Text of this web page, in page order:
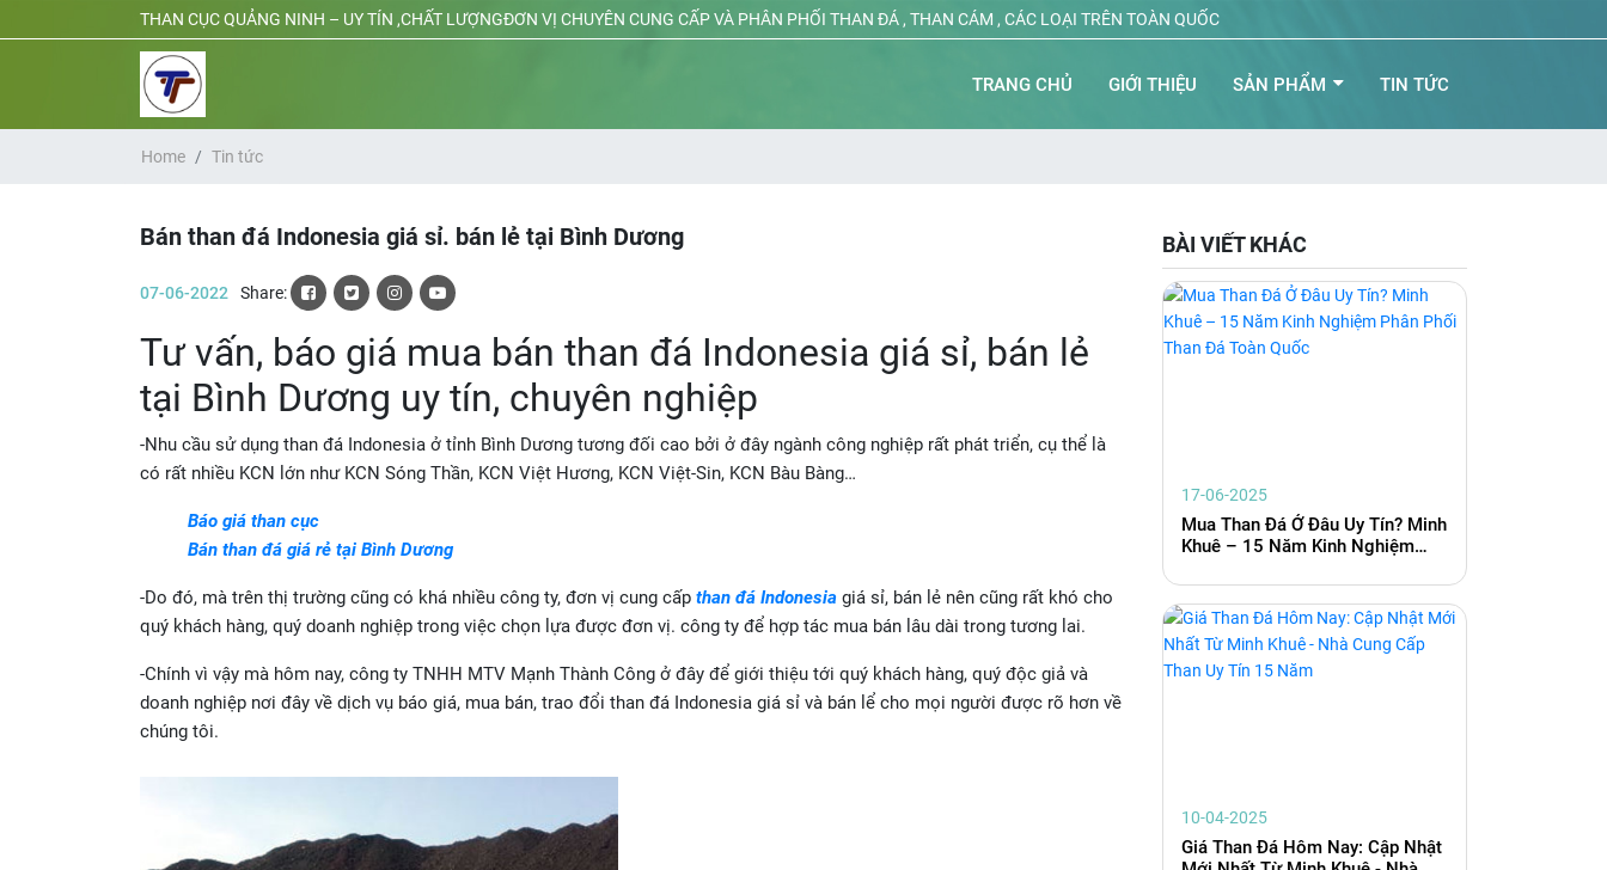
THAN CỤC QUẢNG NINH – UY TÍN ,CHẤT LƯỢNGĐƠN VỊ CHUYÊN CUNG CẤP VÀ PHÂN PHỐI THAN ĐÁ , THAN CÁM , CÁC LOẠI TRÊN TOÀN QUỐC
TRANG CHỦ GIỚI THIỆU SẢN PHẨM TIN TỨC
Home Tin tức
Bán than đá Indonesia giá sỉ. bán lẻ tại Bình Dương
07-06-2022 Share:
Tư vấn, báo giá mua bán than đá Indonesia giá sỉ, bán lẻ
tại Bình Dương uy tín, chuyên nghiệp
-Nhu cầu sử dụng than đá Indonesia ở tỉnh Bình Dương tương đối cao bởi ở đây ngành công nghiệp rất phát triển, cụ thể là
có rất nhiều KCN lớn như KCN Sóng Thần, KCN Việt Hương, KCN Việt-Sin, KCN Bàu Bàng…
Báo giá than cục
Bán than đá giá rẻ tại Bình Dương
-Do đó, mà trên thị trường cũng có khá nhiều công ty, đơn vị cung cấp than đá Indonesia giá sỉ, bán lẻ nên cũng rất khó cho
quý khách hàng, quý doanh nghiệp trong việc chọn lựa được đơn vị. công ty để hợp tác mua bán lâu dài trong tương lai.
-Chính vì vậy mà hôm nay, công ty TNHH MTV Mạnh Thành Công ở đây để giới thiệu tới quý khách hàng, quý độc giả và
doanh nghiệp nơi đây về dịch vụ báo giá, mua bán, trao đổi than đá Indonesia giá sỉ và bán lể cho mọi người được rõ hơn về
chúng tôi.
BÀI VIẾT KHÁC
17-06-2025
Mua Than Đá Ở Đâu Uy Tín? Minh
Khuê – 15 Năm Kinh Nghiệm
10-04-2025
Giá Than Đá Hôm Nay: Cập Nhật